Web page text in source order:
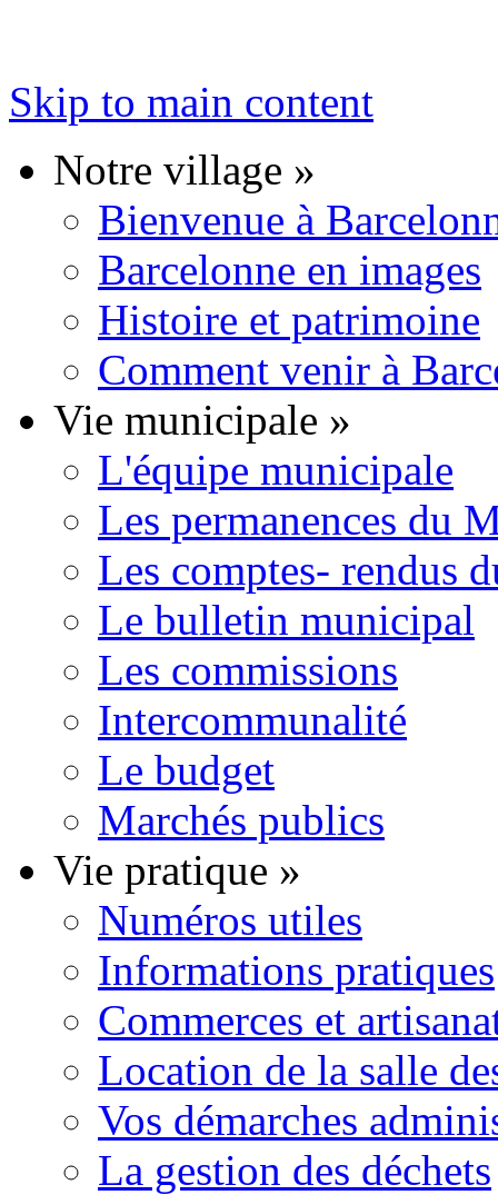
Skip to main content
Notre village »
Bienvenue à
Barcelonne en images
Histoire et patrimoine
Comment venir à
Vie municipale »
L'équipe municipale
Les permanences du
Les comptes- rendus
Le bulletin municipal
Les commissions
Intercommunalité
Le budget
Marchés publics
Vie pratique »
Numéros utiles
Informations pratiques
Commerces et
Location de la salle
Vos démarches
La gestion des déchets